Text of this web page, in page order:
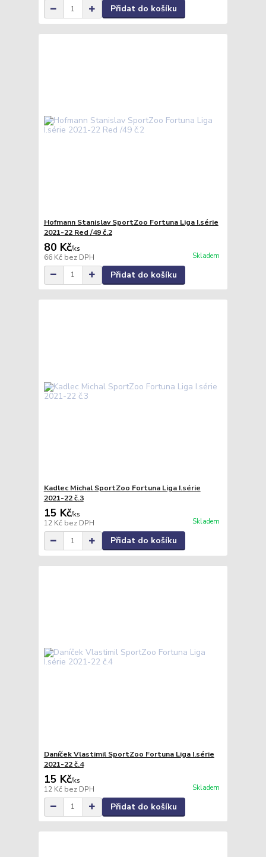
Přidat do košíku
Hofmann Stanislav SportZoo Fortuna Liga I.série
2021-22 Red /49 č.2
80 Kč/ks
66 Kč bez DPH Skladem
Přidat do košíku
Kadlec Michal SportZoo Fortuna Liga I.série
2021-22 č.3
15 Kč/ks
12 Kč bez DPH Skladem
Přidat do košíku
Daníček Vlastimil SportZoo Fortuna Liga I.série
2021-22 č.4
15 Kč/ks
12 Kč bez DPH Skladem
Přidat do košíku